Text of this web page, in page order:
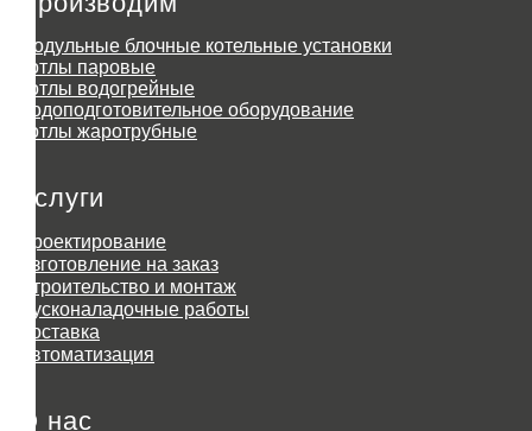
Модульные блочные котельные установки
Котлы паровые
Котлы водогрейные
Водоподготовительное оборудование
Котлы жаротрубные
Услуги
Проектирование
Изготовление на заказ
Строительство и монтаж
Пусконаладочные работы
Доставка
Автоматизация
О нас